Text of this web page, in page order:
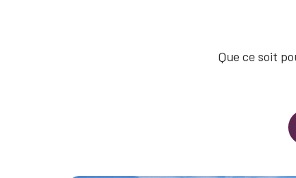
Que ce soit